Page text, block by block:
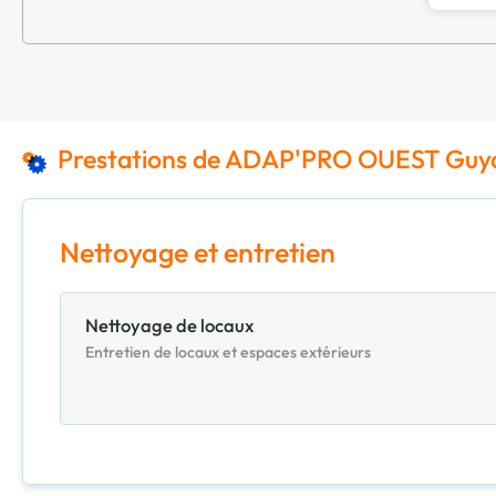
Prestations de ADAP'PRO OUEST
Nettoyage et entretien
Nettoyage de locaux
Entretien de locaux et espaces extérieurs